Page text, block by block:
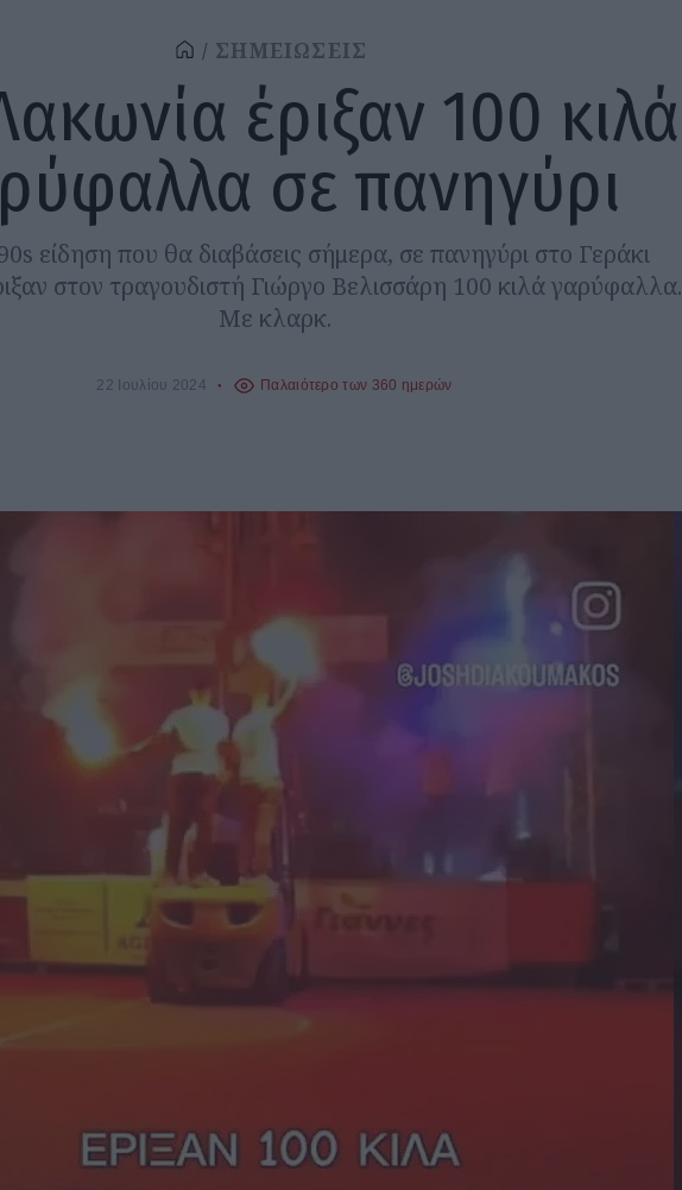
ΣΗΜΕΙΩΣΕΙΣ
έριξαν 100 κιλά
σε πανηγύρι
είδηση που θα διαβάσεις σήμερα, σε πανηγύρι στο Γεράκι
στον τραγουδιστή Γιώργο Βελισσάρη 100 κιλά γαρύφαλλα.
Με κλαρκ.
22 Ιουλίου 2024 Παλαιότερο των 360 ημερών